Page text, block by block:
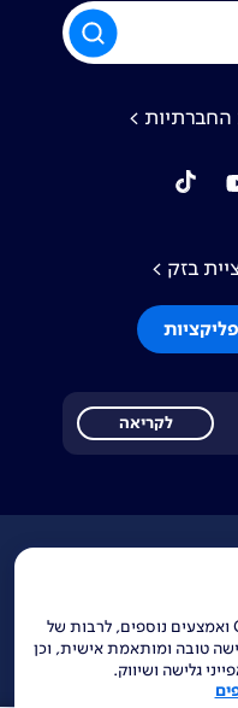
באתר זה נעשה שימוש בקבצי Cookies ואמצעים נוספים, לרבות של
טובה ומותאמת אישית, וכן
גלישה ושיווק.
>
tiktok
בזק >
לקריאה
ופניות ציבור
אתר הרכש